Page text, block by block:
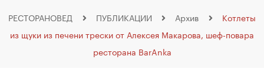
РЕСТОРАНОВЕД ПУБЛИКАЦИИ Архив
Котлеты
из щуки из печени трески от Алексея Макарова, шеф-повара
ресторана BarAnka